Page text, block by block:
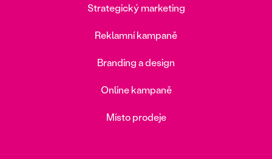
Strategický marketing
Reklamní kampaně
Branding a design
Online kampaně
Místo prodeje